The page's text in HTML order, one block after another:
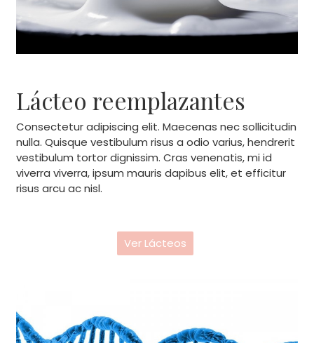
Lácteo reemplazantes
Consectetur adipiscing elit. Maecenas nec sollicitudin
nulla. Quisque vestibulum risus a odio varius, hendrerit
vestibulum tortor dignissim. Cras venenatis, mi id
viverra viverra, ipsum mauris dapibus elit, et efficitur
risus arcu ac nisl.
Ver Lácteos